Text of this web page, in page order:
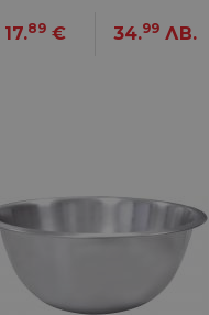
17.89 € 34.99 ЛВ.
между хората и ботовете.
валидни отчети за